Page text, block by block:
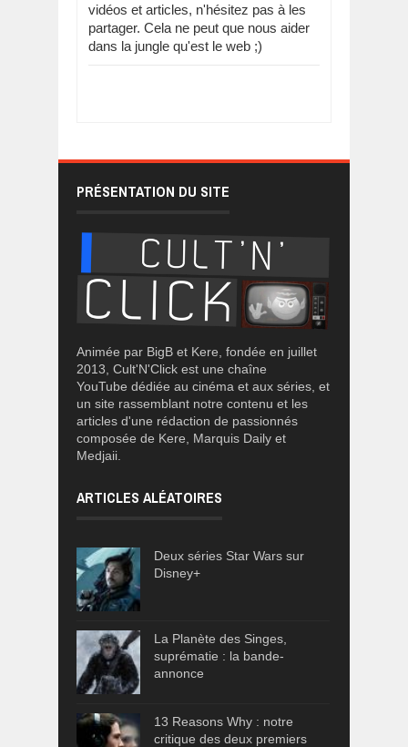
vidéos et articles, n'hésitez pas à les
partager. Cela ne peut que nous aider
dans la jungle qu'est le web ;)
PRÉSENTATION DU SITE
Animée par BigB et Kere, fondée en juillet
2013, Cult'N'Click est une chaîne
YouTube dédiée au cinéma et aux séries, et
un site rassemblant notre contenu et les
articles d'une rédaction de passionnés
composée de Kere, Marquis Daily et
Medjaii.
ARTICLES ALÉATOIRES
Deux séries Star Wars sur
Disney+
La Planète des Singes,
suprématie : la bande-
annonce
13 Reasons Why : notre
critique des deux premiers